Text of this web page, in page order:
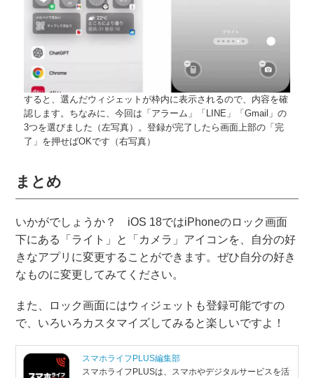
すると、選んだウィジェットが枠内に表示されるので、内容を確
認します。ちなみに、今回は「アラーム」「LINE」「Gmail」の
3つを選びました（左写真）。登録が完了したら画面上部の「完
了」を押せばOKです（右写真）
まとめ
いかがでしょうか？ iOS 18ではiPhoneのロック画面
下にある「ライト」と「カメラ」アイコンを、自分の好
きなアプリに変更することができます。ぜひ自分の好き
なものに変更してみてください。
また、ロック画面にはウィジェットも登録可能ですの
で、いろいろカスタマイズしてみると楽しいですよ！
スマホライフPLUS編集部
スマホライフPLUSは、スマホやデジタルサービスを活